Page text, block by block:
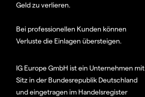
Geld zu verlieren.
Bei professionellen Kunden können
Verluste die Einlagen übersteigen.
IG Europe GmbH ist ein Unternehmen mit
Sitz in der Bundesrepublik Deutschland
und eingetragen im Handelsregister